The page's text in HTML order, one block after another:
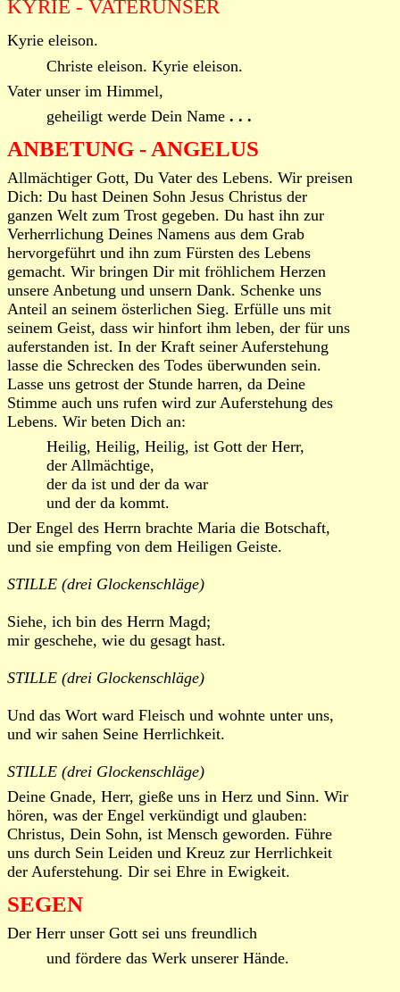
KYRIE - VATERUNSER
Kyrie eleison.
Christe eleison. Kyrie eleison.
Vater unser im Himmel,
geheiligt werde Dein Name . . .
ANBETUNG - ANGELUS
Allmächtiger Gott, Du Vater des Lebens. Wir preisen
Dich: Du hast Deinen Sohn Jesus Christus der
ganzen Welt zum Trost gegeben. Du hast ihn zur
Verherrlichung Deines Namens aus dem Grab
hervorgeführt und ihn zum Fürsten des Lebens
gemacht. Wir bringen Dir mit fröhlichem Herzen
unsere Anbetung und unsern Dank. Schenke uns
Anteil an seinem österlichen Sieg. Erfülle uns mit
seinem Geist, dass wir hinfort ihm leben, der für uns
auferstanden ist. In der Kraft seiner Auferstehung
lasse die Schrecken des Todes überwunden sein.
Lasse uns getrost der Stunde harren, da Deine
Stimme auch uns rufen wird zur Auferstehung des
Lebens. Wir beten Dich an:
Heilig, Heilig, Heilig, ist Gott der Herr,
der Allmächtige,
der da ist und der da war
und der da kommt.
Der Engel des Herrn brachte Maria die Botschaft,
und sie empfing von dem Heiligen Geiste.
STILLE (drei Glockenschläge)
Siehe, ich bin des Herrn Magd;
mir geschehe, wie du gesagt hast.
STILLE (drei Glockenschläge)
Und das Wort ward Fleisch und wohnte unter uns,
und wir sahen Seine Herrlichkeit.
STILLE (drei Glockenschläge)
Deine Gnade, Herr, gieße uns in Herz und Sinn. Wir
hören, was der Engel verkündigt und glauben:
Christus, Dein Sohn, ist Mensch geworden. Führe
uns durch Sein Leiden und Kreuz zur Herrlichkeit
der Auferstehung. Dir sei Ehre in Ewigkeit.
SEGEN
Der Herr unser Gott sei uns freundlich
und fördere das Werk unserer Hände.